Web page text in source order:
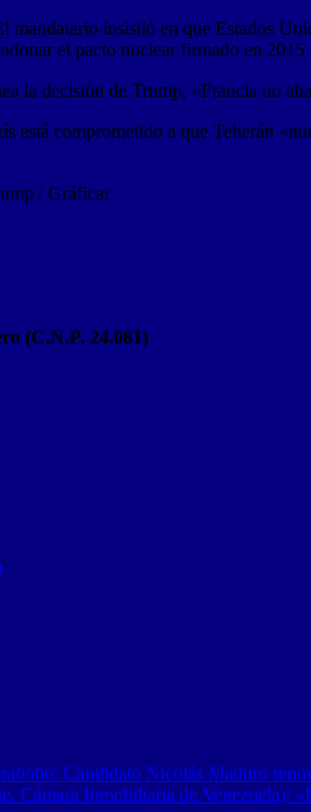
insistió en que Estados
el pacto nuclear firmado en
la decisión de Trump, «Francia no
está comprometido a que Teherán
/ Gráfica:
(C.N.P. 24.081)
Candidato Nicolás Maduro
Cámara Inmobiliaria de Venezuela):